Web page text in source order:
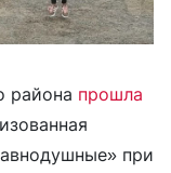
района прошла
при